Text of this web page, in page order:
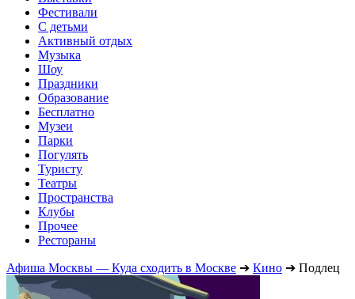
Фестивали
С детьми
Активный отдых
Музыка
Шоу
Праздники
Образование
Бесплатно
Музеи
Парки
Погулять
Туристу
Театры
Пространства
Клубы
Прочее
Рестораны
Афиша Москвы — Куда сходить в Москве ➔ Кино ➔ Подлец